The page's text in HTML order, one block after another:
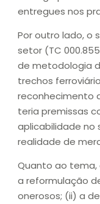
entregues nos
Por outro lado, o
setor (TC
de metodologia
trechos
reconhecimento
teria premissas
aplicabilidade no
realidade de
Quanto ao tema,
a reformulação
onerosos; (ii) a